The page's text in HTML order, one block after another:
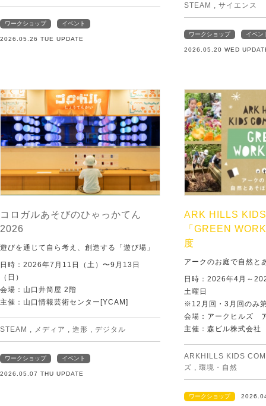
ワークショップ イベント
2026.05.26 TUE UPDATE
STEAM サイエンス
ワークショップ イベン
2026.05.20 WED
コロガルあそびのひゃっかてん
2026
遊びを通じて自ら考え、創造する「遊び場」
日時：2026年7月11日（土）〜9月13日
（日）
会場：山口井筒屋 2階
主催：山口情報芸術センター[YCAM]
STEAM メディア 造形 デジタル
ワークショップ イベント
2026.05.07 THU UPDATE
ARK HILLS
「GREEN
度
アークのお庭で自然と
日時：2026年4月～
土曜日
※12月回・3月回のみ
会場：アークヒルズ
主催：森ビル株式会社
ARKHILLS KIDS
ズ
環境・自然
ワークショップ